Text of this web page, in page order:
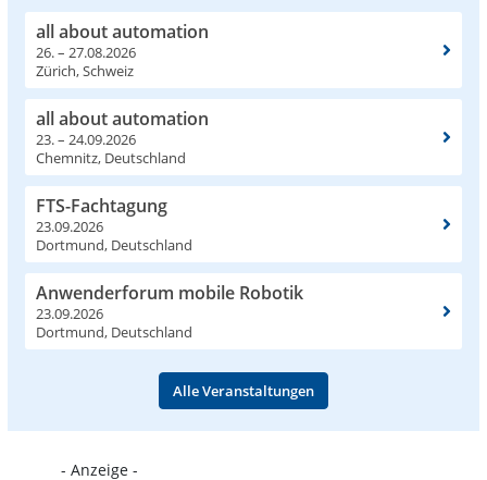
all about automation
26. – 27.08.2026
Zürich, Schweiz
all about automation
23. – 24.09.2026
Chemnitz, Deutschland
FTS-Fachtagung
23.09.2026
Dortmund, Deutschland
Anwenderforum mobile Robotik
23.09.2026
Dortmund, Deutschland
Alle Veranstaltungen
- Anzeige -